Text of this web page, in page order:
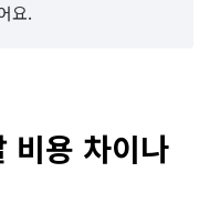
요.
비용 차이나